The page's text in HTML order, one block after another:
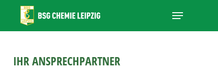
main
Menu
IHR ANSPRECHPARTNER
Close